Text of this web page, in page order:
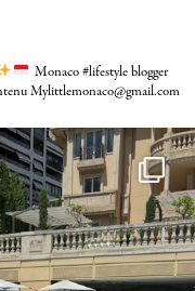
Monaco #lifestyle blogger
Mylittlemonaco@gmail.com